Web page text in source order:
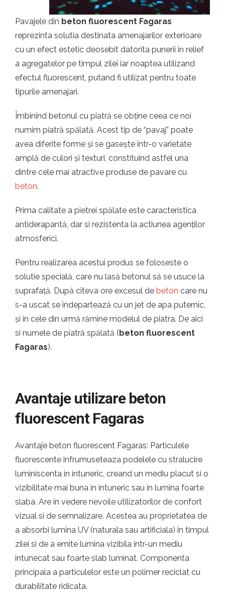
Pavajele din beton fluorescent Fagaras
reprezinta solutia destinata amenajarilor exterioare
cu un efect estetic deosebit datorita punerii in relief
a agregatelor pe timpul zilei iar noaptea utilizand
efectul fluorescent, putand fi utilizat pentru toate
tipurile amenajari.
Îmbinînd betonul cu piatră se obține ceea ce noi
numim piatră spălată. Acest tip de “pavaj” poate
avea diferite forme și se gasește într-o varietate
amplă de culori și texturi, constituind astfel una
dintre cele mai atractive produse de pavare cu
beton.
Prima calitate a pietrei spălate este caracteristica
antiderapantă, dar si rezistenta la actiunea agenților
atmosferici.
Pentru realizarea acestui produs se foloseste o
solutie specială, care nu lasă betonul să se usuce la
suprafață. După cîteva ore excesul de beton care nu
s-a uscat se îndepartează cu un jet de apa puternic,
și în cele din urmă rămîne modelul de piatra. De aici
si numele de piatră spălată (beton fluorescent
Fagaras).
Avantaje utilizare beton
fluorescent Fagaras
Avantaje beton fluorescent Fagaras: Particulele
fluorescente infrumuseteaza podelele cu stralucire
luminiscenta in intuneric, creand un mediu placut si o
vizibilitate mai buna in intuneric sau in lumina foarte
slaba. Are in vedere nevoile utilizatorilor de confort
vizual si de semnalizare. Acestea au proprietatea de
a absorbi lumina UV (naturala sau artificiala) in timpul
zilei si de a emite lumina vizibila intr-un mediu
intunecat sau foarte slab luminat. Componenta
principala a particulelor este un polimer reciclat cu
durabilitate ridicata.